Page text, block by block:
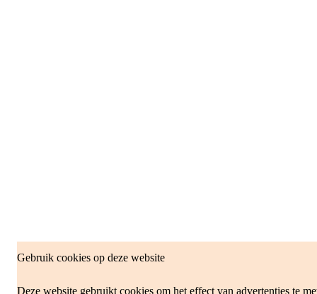
Gebruik cookies op deze website
Deze website gebruikt cookies om het effect van advertenties te